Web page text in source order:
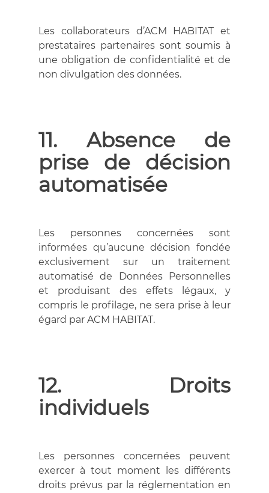
Les collaborateurs d’ACM HABITAT et
prestataires partenaires sont soumis à
une obligation de confidentialité et de
non divulgation des données.
11. Absence de
prise de décision
automatisée
Les personnes concernées sont
informées qu’aucune décision fondée
exclusivement sur un traitement
automatisé de Données Personnelles
et produisant des effets légaux, y
compris le profilage, ne sera prise à leur
égard par ACM HABITAT.
12. Droits
individuels
Les personnes concernées peuvent
exercer à tout moment les différents
droits prévus par la réglementation en